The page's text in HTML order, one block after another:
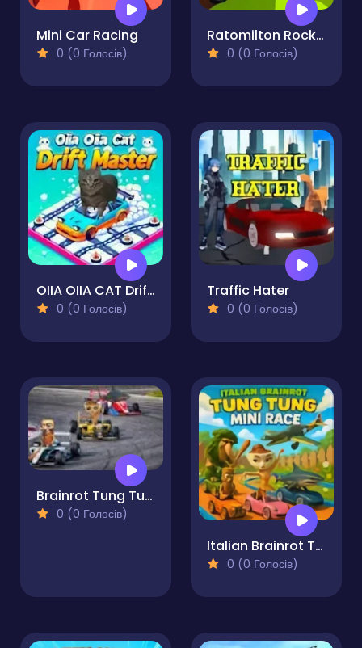
Mini Car Racing
0 (0 Голосів)
Ratomilton Rocket Car
0 (0 Голосів)
OIIA OIIA CAT Drift Master
0 (0 Голосів)
Traffic Hater
0 (0 Голосів)
Brainrot Tung Tung Racing
0 (0 Голосів)
Italian Brainrot Tung Tung Mini Race
0 (0 Голосів)